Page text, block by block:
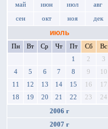
май июн июл авг
сен окт ноя дек
июль
Пн Вт Ср Чт Пт Сб
Вс
1
2
3
4
5 6 7 8 9
10
11
12 13 14 15 16
17
18
19 20 21 22 23 24
2006 г
2007 г